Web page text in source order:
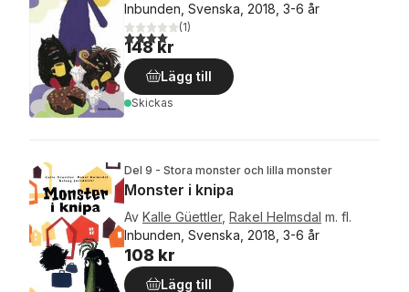
Inbunden, Svenska, 2018, 3-6 år
4,0utav 5 stjärnor. Totalt antal röster:
(1)
148 kr
Lägg till
Skickas
Del 9 - Stora monster och lilla monster
Monster i knipa
Av Kalle Güettler, Rakel Helmsdal m. fl.
Inbunden, Svenska, 2018, 3-6 år
108 kr
Lägg till